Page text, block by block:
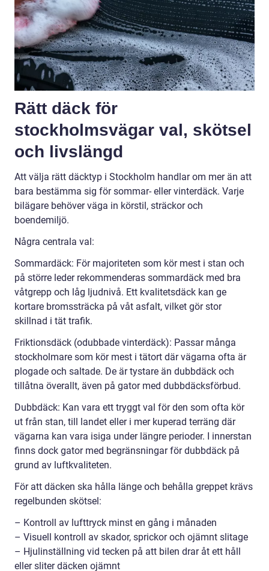
Rätt däck för
stockholmsvägar val, skötsel
och livslängd
Att välja rätt däcktyp i Stockholm handlar om mer än att
bara bestämma sig för sommar- eller vinterdäck. Varje
bilägare behöver väga in körstil, sträckor och
boendemiljö.
Några centrala val:
Sommardäck: För majoriteten som kör mest i stan och
på större leder rekommenderas sommardäck med bra
våtgrepp och låg ljudnivå. Ett kvalitetsdäck kan ge
kortare bromssträcka på våt asfalt, vilket gör stor
skillnad i tät trafik.
Friktionsdäck (odubbade vinterdäck): Passar många
stockholmare som kör mest i tätort där vägarna ofta är
plogade och saltade. De är tystare än dubbdäck och
tillåtna överallt, även på gator med dubbdäcksförbud.
Dubbdäck: Kan vara ett tryggt val för den som ofta kör
ut från stan, till landet eller i mer kuperad terräng där
vägarna kan vara isiga under längre perioder. I innerstan
finns dock gator med begränsningar för dubbdäck på
grund av luftkvaliteten.
För att däcken ska hålla länge och behålla greppet krävs
regelbunden skötsel:
– Kontroll av lufttryck minst en gång i månaden
– Visuell kontroll av skador, sprickor och ojämnt slitage
– Hjulinställning vid tecken på att bilen drar åt ett håll
eller sliter däcken ojämnt